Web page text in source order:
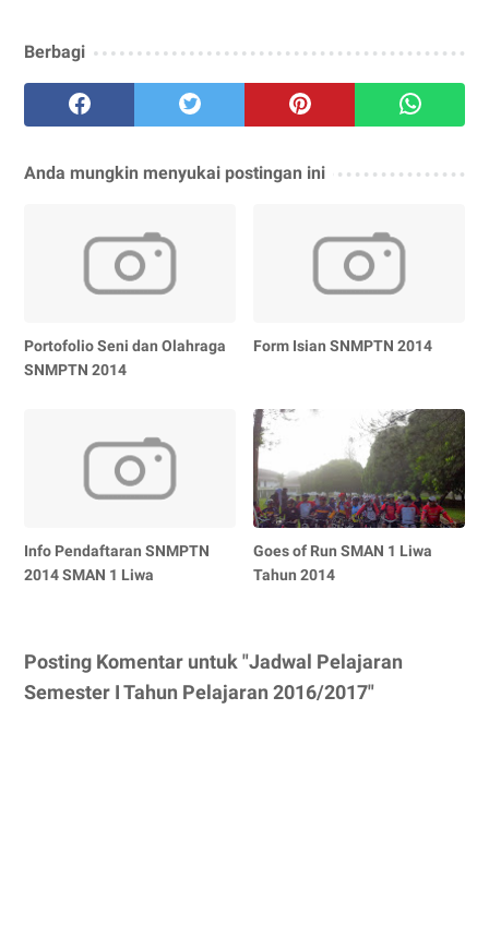
Berbagi
Anda mungkin menyukai postingan ini
Portofolio Seni dan Olahraga
SNMPTN 2014
Form Isian SNMPTN 2014
Info Pendaftaran SNMPTN
2014 SMAN 1 Liwa
Goes of Run SMAN 1 Liwa
Tahun 2014
Posting Komentar untuk "Jadwal Pelajaran
Semester I Tahun Pelajaran 2016/2017"